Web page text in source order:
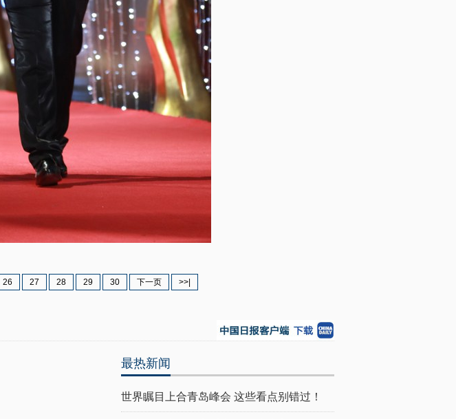
26 27 28 29 30 下一页 >>|
最热新闻
世界瞩目上合青岛峰会 这些看点别错过！